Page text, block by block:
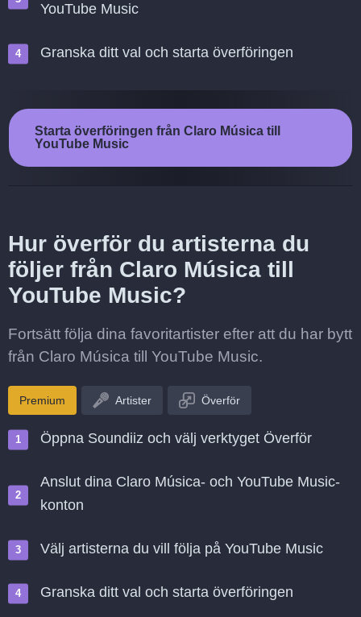
YouTube Music
Granska ditt val och starta överföringen
Starta överföringen från Claro Música till
YouTube Music
Hur överför du artisterna du
följer från Claro Música till
YouTube Music?
Fortsätt följa dina favoritartister efter att du har bytt
från Claro Música till YouTube Music.
Premium Artister Överför
Öppna Soundiiz och välj verktyget Överför
Anslut dina Claro Música- och YouTube Music-
konton
Välj artisterna du vill följa på YouTube Music
Granska ditt val och starta överföringen